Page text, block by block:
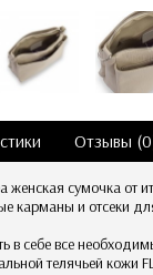
Отзывы
сумочка от
карманы и отсеки
в себе все
телячьей кожи